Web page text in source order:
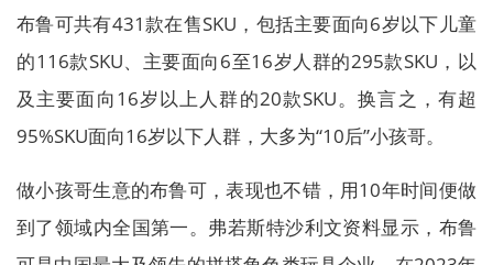
布鲁可共有431款在售SKU，包括主要面向6岁以下儿童
的116款SKU、主要面向6至16岁人群的295款SKU，以
及主要面向16岁以上人群的20款SKU。换言之，有超
95%SKU面向16岁以下人群，大多为“10后”小孩哥。
做小孩哥生意的布鲁可，表现也不错，用10年时间便做
到了领域内全国第一。弗若斯特沙利文资料显示，布鲁